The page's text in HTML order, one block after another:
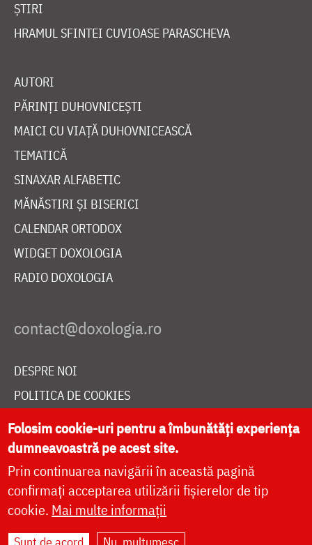
ȘTIRI
HRAMUL SFINTEI CUVIOASE PARASCHEVA
AUTORI
PĂRINȚI DUHOVNICEȘTI
MAICI CU VIAȚĂ DUHOVNICEASCĂ
TEMATICĂ
SINAXAR ALFABETIC
MĂNĂSTIRI ȘI BISERICI
CALENDAR ORTODOX
WIDGET DOXOLOGIA
RADIO DOXOLOGIA
DESPRE NOI
POLITICA DE COOKIES
DONEAZĂ ONLINE PENTRU CATEDRALA NAȚIONALĂ
LIVE
Folosim cookie-uri pentru a îmbunătăți experiența
dumneavoastră pe acest site.
Prin continuarea navigării în această pagină
confirmați acceptarea utilizării fișierelor de tip
cookie. Mai multe informații